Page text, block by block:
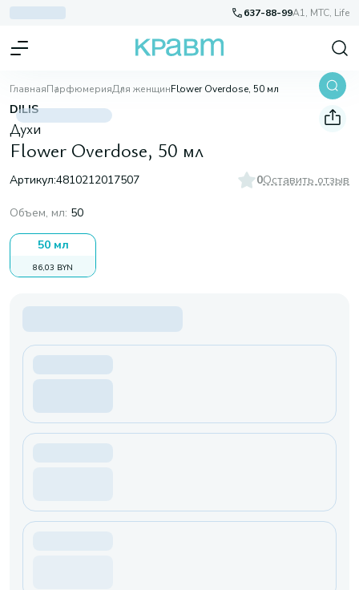
637-88-99A1, МТС, Life
ГлавнаяПарфюмерияДля женщинFlower Overdose, 50 мл
DILIS
Духи
Flower Overdose, 50 мл
Артикул:4810212017507 0Оставить отзыв
Объем, мл: 50
50 мл
86,03 BYN